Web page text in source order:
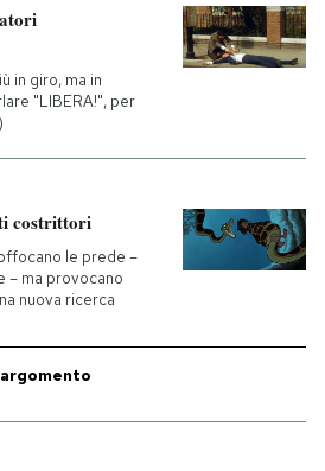
in giro, ma in
"LIBERA!", per
costrittori
le prede –
– ma provocano
nuova ricerca